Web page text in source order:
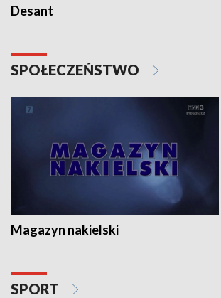
Desant
SPOŁECZEŃSTWO
Magazyn nakielski
SPORT